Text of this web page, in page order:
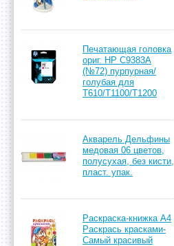
Печатающая головка
ориг. HP C9383A
(№72) пурпурная/
голубая для
T610/T1100/T1200
Акварель Дельфины
медовая 06 цветов,
полусухая, без кисти,
пласт. упак.
Раскраска-книжка А4
Раскрась красками-
Самый красивый